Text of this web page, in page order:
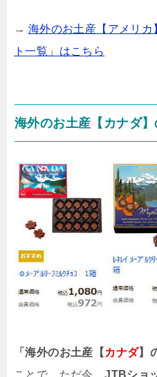
→ 海外のお土産【アメリ
ト一覧」はこちら
海外のお土産【カナダ】
「海外のお土産【 カナダ】